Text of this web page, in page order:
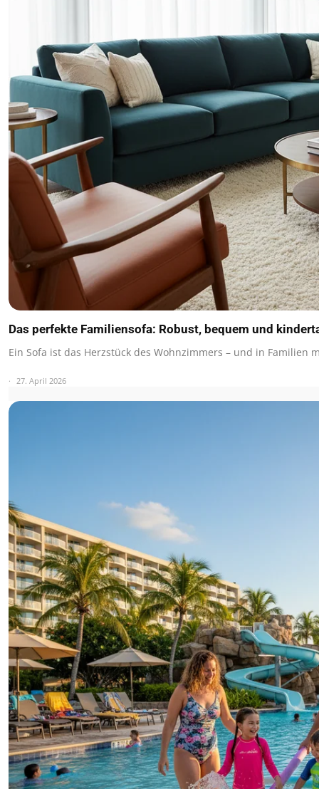
Das perfekte Familiensofa: Robust, bequem und
Ein Sofa ist das Herzstück des Wohnzimmers – und in Familien
27. April 2026